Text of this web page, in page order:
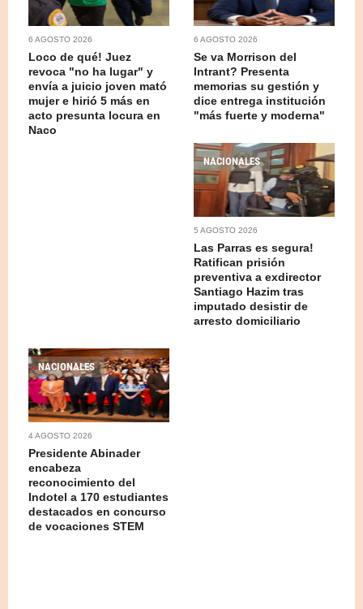
6 AGOSTO 2026
Loco de qué! Juez
revoca "no ha lugar" y
envía a juicio joven mató
mujer e hirió 5 más en
acto presunta locura en
Naco
6 AGOSTO 2026
Se va Morrison del
Intrant? Presenta
memorias su gestión y
dice entrega institución
"más fuerte y moderna"
NACIONALES
5 AGOSTO 2026
Las Parras es segura!
Ratifican prisión
preventiva a exdirector
Santiago Hazim tras
imputado desistir de
arresto domiciliario
NACIONALES
4 AGOSTO 2026
Presidente Abinader
encabeza
reconocimiento del
Indotel a 170 estudiantes
destacados en concurso
de vocaciones STEM